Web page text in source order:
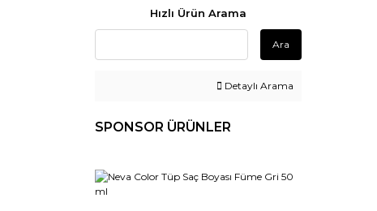
Oneo (1)
Red One (1)
Worldtec (1)
Hızlı Ürün Arama
Ara
Detaylı Arama
SPONSOR ÜRÜNLER